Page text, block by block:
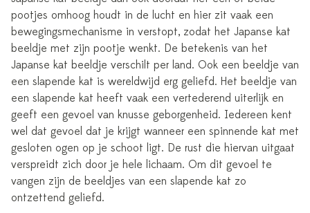
pootjes omhoog houdt in de lucht en hier zit vaak een
bewegingsmechanisme in verstopt, zodat het Japanse kat
beeldje met zijn pootje wenkt. De betekenis van het
Japanse kat beeldje verschilt per land. Ook een beeldje van
een slapende kat is wereldwijd erg geliefd. Het beeldje van
een slapende kat heeft vaak een vertederend uiterlijk en
geeft een gevoel van knusse geborgenheid. Iedereen kent
wel dat gevoel dat je krijgt wanneer een spinnende kat met
gesloten ogen op je schoot ligt. De rust die hiervan uitgaat
verspreidt zich door je hele lichaam. Om dit gevoel te
vangen zijn de beeldjes van een slapende kat zo
ontzettend geliefd.